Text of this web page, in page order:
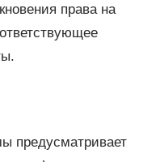
права на
предусматривает